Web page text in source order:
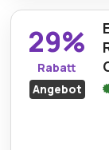
nachhaltige
Kosten bietet.
29%
Rabatt
Angebot